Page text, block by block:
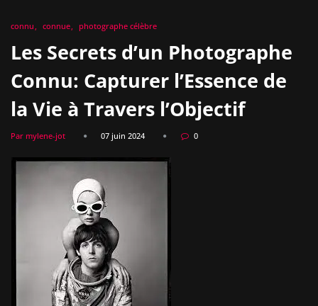
connu connue photographe célèbre
Les Secrets d’un Photographe
Connu: Capturer l’Essence de
la Vie à Travers l’Objectif
Par mylene-jot 07 juin 2024 0